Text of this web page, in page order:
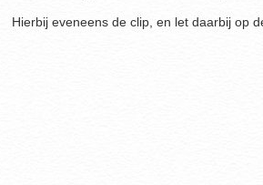
Hierbij eveneens de clip, en let daarbij op